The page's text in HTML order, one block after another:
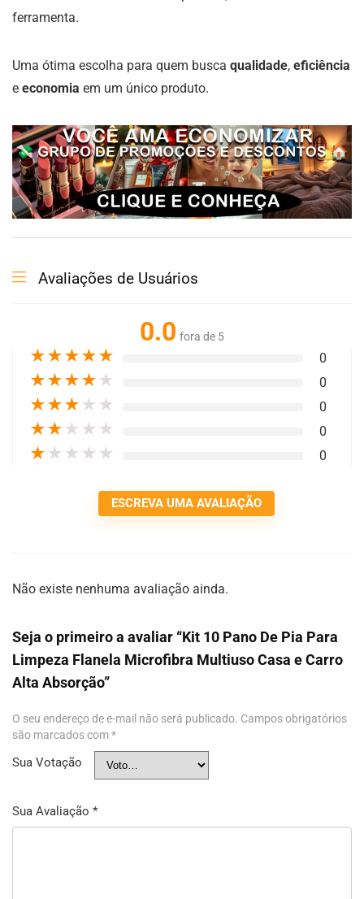
ferramenta.
Uma ótima escolha para quem busca qualidade, eficiência
e economia em um único produto.
Avaliações de Usuários
0.0 fora de 5
★★★★★ 0
★★★★ ★ 0
★★★ ★ ★ 0
★★ ★ ★ ★ 0
★ ★ ★ ★ ★ 0
ESCREVA UMA AVALIAÇÃO
Não existe nenhuma avaliação ainda.
Seja o primeiro a avaliar “Kit 10 Pano De Pia Para
Limpeza Flanela Microfibra Multiuso Casa e Carro
Alta Absorção”
O seu endereço de e-mail não será publicado. Campos obrigatórios
são marcados com*
Sua Votação
Sua Avaliação *